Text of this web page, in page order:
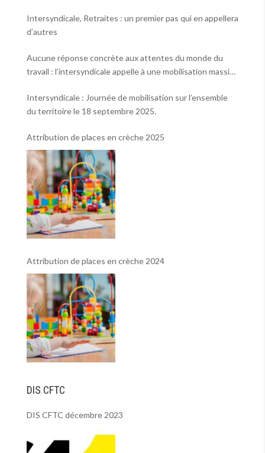
Intersyndicale, Retraites : un premier pas qui en appellera
d’autres
Aucune réponse concrète aux attentes du monde du
travail : l’intersyndicale appelle à une mobilisation massive
Intersyndicale : Journée de mobilisation sur l’ensemble
du territoire le 18 septembre 2025.
Attribution de places en crèche 2025
Attribution de places en crèche 2024
DIS CFTC
DIS CFTC décembre 2023